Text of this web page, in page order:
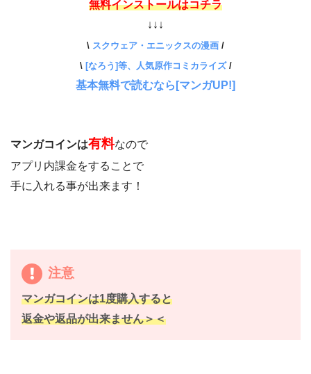
無料インストールはコチラ
↓↓↓
\ スクウェア・エニックスの漫画 /
\ [なろう]等、人気原作コミカライズ/
基本無料で読むなら[マンガUP!]
マンガコインは有料なので
アプリ内課金をすることで
手に入れる事が出来ます！
注意
マンガコインは1度購入すると
返金や返品が出来ません＞＜